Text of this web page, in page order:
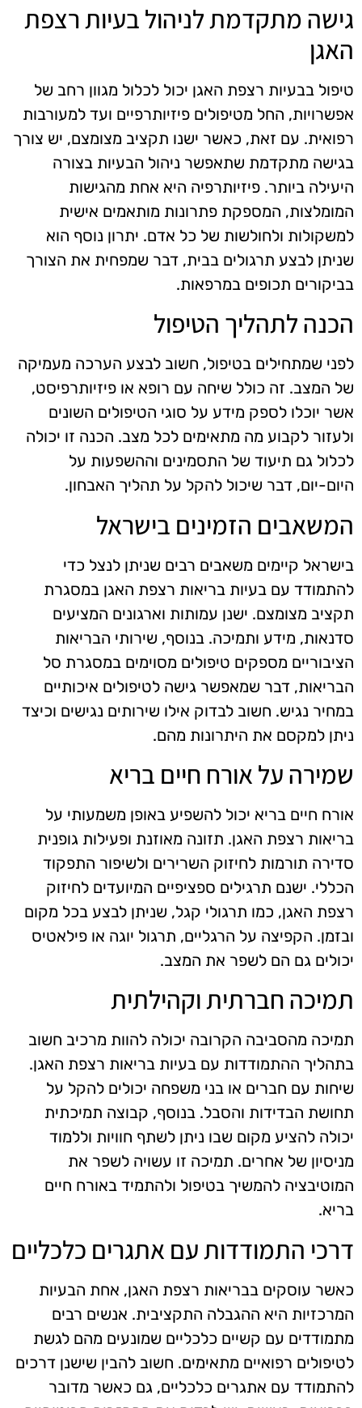
גישה מתקדמת לניהול בעיות רצפת
האגן
טיפול בבעיות רצפת האגן יכול לכלול מגוון רחב של
אפשרויות, החל מטיפולים פיזיותרפיים ועד למעורבות
רפואית. עם זאת, כאשר ישנו תקציב מצומצם, יש צורך
בגישה מתקדמת שתאפשר ניהול הבעיות בצורה
היעילה ביותר. פיזיותרפיה היא אחת מהגישות
המומלצות, המספקת פתרונות מותאמים אישית
למשקולות ולחולשות של כל אדם. יתרון נוסף הוא
שניתן לבצע תרגולים בבית, דבר שמפחית את הצורך
בביקורים תכופים במרפאות.
הכנה לתהליך הטיפול
לפני שמתחילים בטיפול, חשוב לבצע הערכה מעמיקה
של המצב. זה כולל שיחה עם רופא או פיזיותרפיסט,
אשר יוכלו לספק מידע על סוגי הטיפולים השונים
ולעזור לקבוע מה מתאימים לכל מצב. הכנה זו יכולה
לכלול גם תיעוד של התסמינים וההשפעות על
היום-יום, דבר שיכול להקל על תהליך האבחון.
המשאבים הזמינים בישראל
בישראל קיימים משאבים רבים שניתן לנצל כדי
להתמודד עם בעיות בריאות רצפת האגן במסגרת
תקציב מצומצם. ישנן עמותות וארגונים המציעים
סדנאות, מידע ותמיכה. בנוסף, שירותי הבריאות
הציבוריים מספקים טיפולים מסוימים במסגרת סל
הבריאות, דבר שמאפשר גישה לטיפולים איכותיים
במחיר נגיש. חשוב לבדוק אילו שירותים נגישים וכיצד
ניתן למקסם את היתרונות מהם.
שמירה על אורח חיים בריא
אורח חיים בריא יכול להשפיע באופן משמעותי על
בריאות רצפת האגן. תזונה מאוזנת ופעילות גופנית
סדירה תורמות לחיזוק השרירים ולשיפור התפקוד
הכללי. ישנם תרגילים ספציפיים המיועדים לחיזוק
רצפת האגן, כמו תרגולי קגל, שניתן לבצע בכל מקום
ובזמן. הקפיצה על הרגליים, תרגול יוגה או פילאטיס
יכולים גם הם לשפר את המצב.
תמיכה חברתית וקהילתית
תמיכה מהסביבה הקרובה יכולה להוות מרכיב חשוב
בתהליך ההתמודדות עם בעיות בריאות רצפת האגן.
שיחות עם חברים או בני משפחה יכולים להקל על
תחושת הבדידות והסבל. בנוסף, קבוצה תמיכתית
יכולה להציע מקום שבו ניתן לשתף חוויות וללמוד
מניסיון של אחרים. תמיכה זו עשויה לשפר את
המוטיבציה להמשיך בטיפול ולהתמיד באורח חיים
בריא.
דרכי התמודדות עם אתגרים כלכליים
כאשר עוסקים בבריאות רצפת האגן, אחת הבעיות
המרכזיות היא ההגבלה התקציבית. אנשים רבים
מתמודדים עם קשיים כלכליים שמונעים מהם לגשת
לטיפולים רפואיים מתאימים. חשוב להבין שישנן דרכים
להתמודד עם אתגרים כלכליים, גם כאשר מדובר